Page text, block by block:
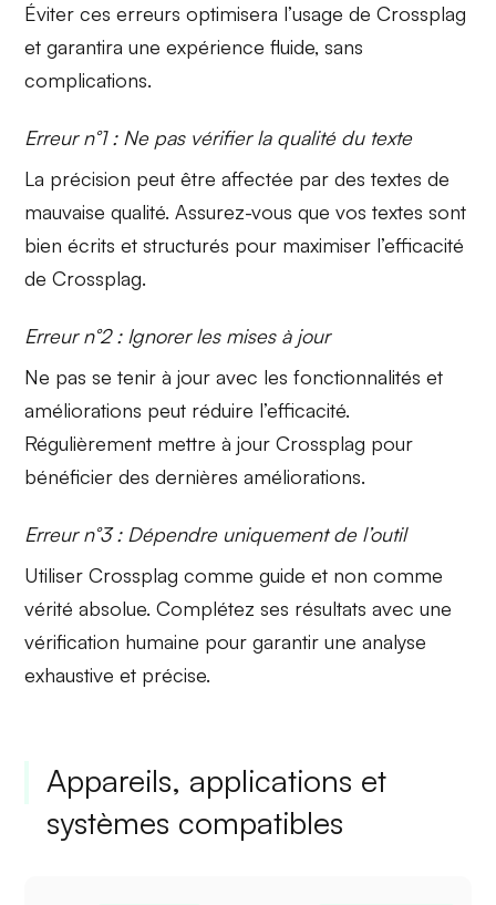
Éviter ces erreurs optimisera l’usage de Crossplag
et garantira une expérience fluide, sans
complications.
Erreur n°1 : Ne pas vérifier la qualité du texte
La précision peut être affectée par des textes de
mauvaise qualité. Assurez-vous que vos textes sont
bien écrits et structurés pour maximiser l’efficacité
de Crossplag.
Erreur n°2 : Ignorer les mises à jour
Ne pas se tenir à jour avec les fonctionnalités et
améliorations peut réduire l’efficacité.
Régulièrement mettre à jour Crossplag pour
bénéficier des dernières améliorations.
Erreur n°3 : Dépendre uniquement de l’outil
Utiliser Crossplag comme guide et non comme
vérité absolue. Complétez ses résultats avec une
vérification humaine pour garantir une analyse
exhaustive et précise.
Appareils, applications et
systèmes compatibles